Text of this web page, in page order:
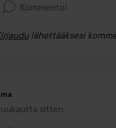
Kommentoi
lähettääksesi
sitten
luotiin 5 kuukautta sitten